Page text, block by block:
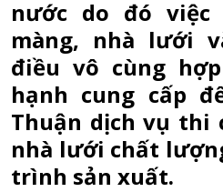
nước do đó việc
màng, nhà lưới
điều vô cùng
hạnh cung cấp
Thuận dịch vụ thi
nhà lưới chất
trình sản xuất.